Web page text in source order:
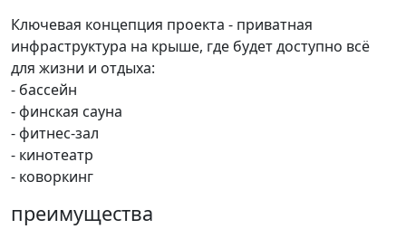
Ключевая концепция проекта - приватная
инфраструктура на крыше, где будет доступно всё
для жизни и отдыха:
- бассейн
- ⁠финская сауна
- ⁠фитнес-зал
- ⁠кинотеатр
- ⁠коворкинг
преимущества